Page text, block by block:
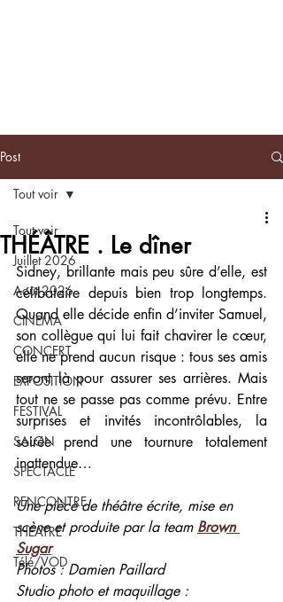
Post
Tout voir
Juillet 2026
Août 2026
CINEMA
CONCERT
EXPOSITION
FESTIVAL
SALON
SPECTACLE
RENCONTRE
THEATRE
Télé/VOD
Tout voir
THÉÂTRE . Le dîner
Sidney, brillante mais peu sûre d’elle, est
célibataire depuis bien trop longtemps.
Quand elle décide enfin d’inviter Samuel,
son collègue qui lui fait chavirer le cœur,
elle ne prend aucun risque : tous ses amis
seront là pour assurer ses arrières. Mais
tout ne se passe pas comme prévu. Entre
surprises et invités incontrôlables, la
soirée prend une tournure totalement
inattendue…
Une pièce de théâtre écrite, mise en
scène et produite par la team Brown
Sugar
Photos : Damien Paillard
Studio photo et maquillage :